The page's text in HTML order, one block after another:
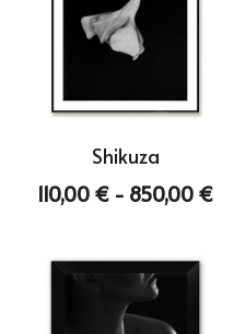
Shikuza
110,00 € - 850,00 €